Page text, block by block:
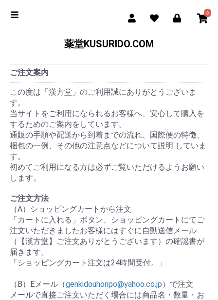
0
薬堂KUSURIDO.COM
ご注文案内
この度は「漢方堂」のご利用誠にありがとうございま
す。
当サイトをご利用になられるお客様へ、安心して購入を
するためのご案内をしています。
通販の手順や配送から到着までの流れ、国際便の特徴、
梱包の一例、その他の注意点などについて説明 していま
す。
初めてご利用になる方は必ずご覧いただけるようお願い
します。
ご注文方法
（A）ショッピングカートから注文
「カートに入れる」ボタン、ショッピングカートにてご
注文いただきましたお客様にはすぐに自動送信メール
（【漢方堂】ご注文ありがとうございます）の確認書が
届きます。
「ショッピングカート注文は24時間受付。」
（B）Eメール（genkidouhonpo@yahoo.co.jp）で注文
メールで直接ご注文いただく場合には商品名・数量・お